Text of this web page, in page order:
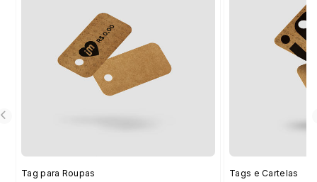
Tag para Roupas Tags e Cartelas